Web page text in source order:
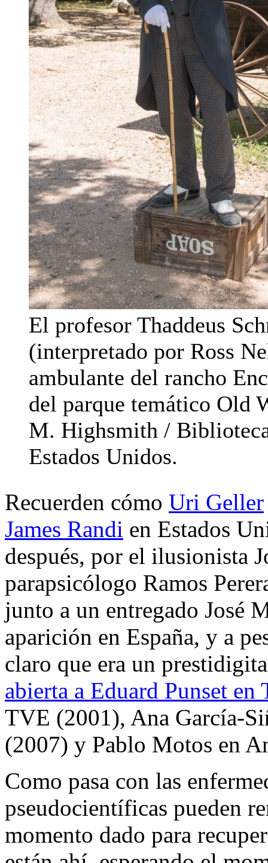
El profesor Thaddeus
(interpretado por Ross
ambulante del rancho
del parque temático Old
M. Highsmith /
Estados Unidos.
Recuerden cómo Uri Geller
James Randi en Estados
después, por el ilusionista
parapsicólogo Ramos
junto a un entregado José
aparición en España, y a
claro que era un
abierta a Eduard Punset
TVE (2001), Ana García-
(2007) y Pablo Motos en
Como pasa con las
pseudocientíficas pueden
momento dado para